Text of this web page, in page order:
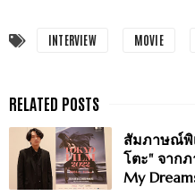
INTERVIEW MOVIE
สัมภาษณ์พิ
โตะ" จาก
My